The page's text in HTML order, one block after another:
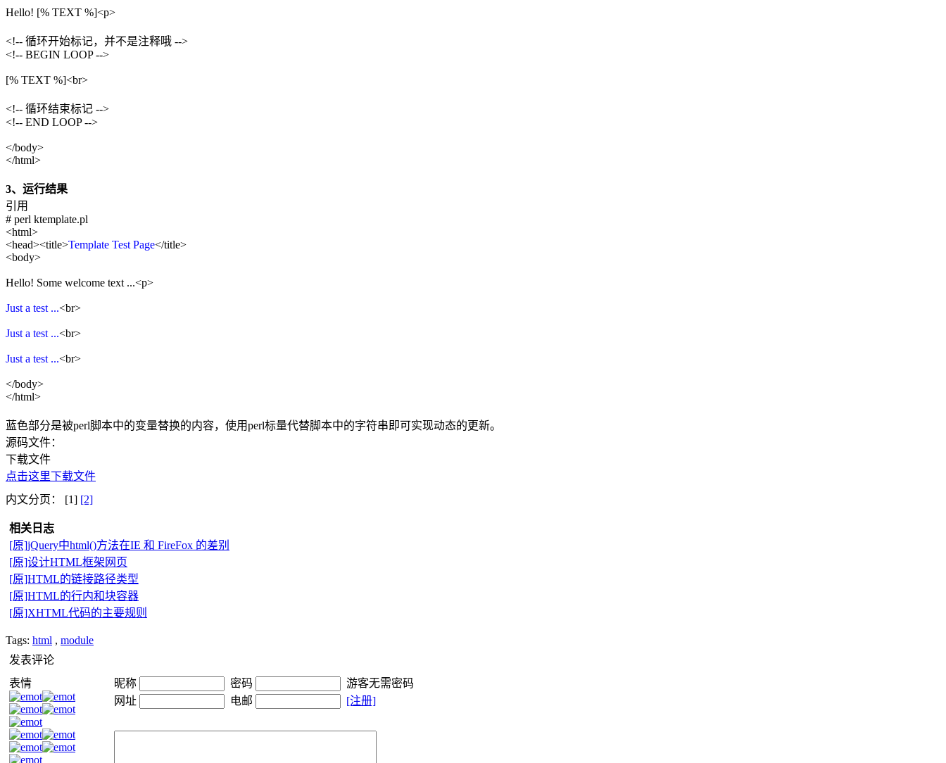
Hello! [% TEXT %]<p>
<!-- 循环开始标记，并不是注释哦 -->
<!-- BEGIN LOOP -->
[% TEXT %]<br>
<!-- 循环结束标记 -->
<!-- END LOOP -->
</body>
</html>
3、运行结果
引用
# perl ktemplate.pl
<html>
<head><title>Template Test Page</title>
<body>
Hello! Some welcome text ...<p>
Just a test ...<br>
Just a test ...<br>
Just a test ...<br>
</body>
</html>
蓝色部分是被perl脚本中的变量替换的内容，使用perl标量代替脚本中的字符串即可实现动态的更新。
源码文件：
下载文件
点击这里下载文件
内文分页： [1] [2]
相关日志
[原]jQuery中html()方法在IE 和 FireFox 的差别
[原]设计HTML框架网页
[原]HTML的链接路径类型
[原]HTML的行内和块容器
[原]XHTML代码的主要规则
Tags: html , module
发表评论
表情
昵称 密码
游客无需密码
网址
电邮 [注册]